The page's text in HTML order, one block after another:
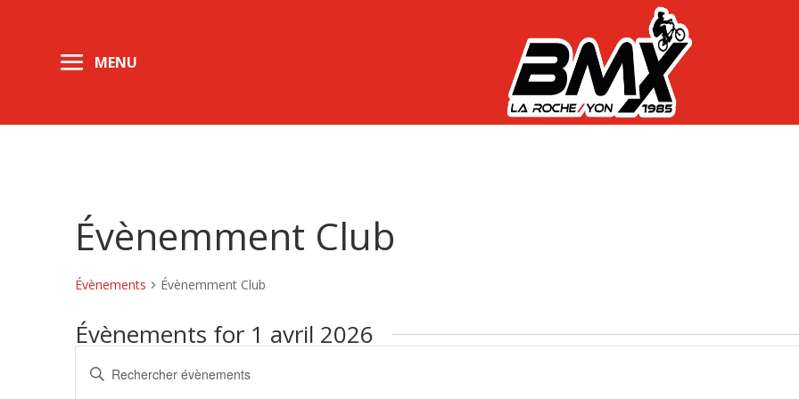
Évènemment Club
Évènements Évènemment Club
Évènements for 1 avril 2026
Recherche
et
Saisir
mot-